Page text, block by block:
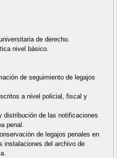
de derecho.
nivel básico.
de seguimiento de legajos
a nivel policial, fiscal y
distribución de las notificaciones
penal.
de legajos penales en
instalaciones del archivo de